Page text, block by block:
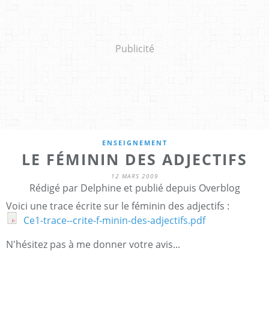
Publicité
ENSEIGNEMENT
LE FÉMININ DES ADJECTIFS
12 MARS 2009
Rédigé par Delphine et publié depuis Overblog
Voici une trace écrite sur le féminin des adjectifs :
Ce1-trace--crite-f-minin-des-adjectifs.pdf
N'hésitez pas à me donner votre avis...